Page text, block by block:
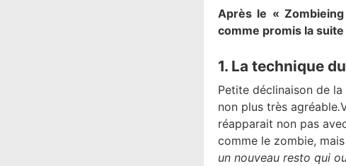
Après le «
comme promis la
1. La technique du
Petite déclinaison de
non plus très agréable.
réapparait non pas
comme le zombie,
un nouveau resto qui